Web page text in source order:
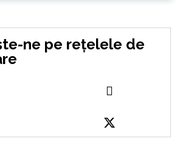
ne pe rețelele de